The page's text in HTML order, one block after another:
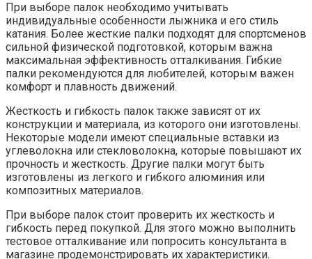
При выборе палок необходимо учитывать
индивидуальные особенности лыжника и его стиль
катания. Более жесткие палки подходят для спортсменов
сильной физической подготовкой, которым важна
максимальная эффективность отталкивания. Гибкие
палки рекомендуются для любителей, которым важен
комфорт и плавность движений.
Жесткость и гибкость палок также зависят от их
конструкции и материала, из которого они изготовлены.
Некоторые модели имеют специальные вставки из
углеволокна или стекловолокна, которые повышают их
прочность и жесткость. Другие палки могут быть
изготовлены из легкого и гибкого алюминия или
композитных материалов.
При выборе палок стоит проверить их жесткость и
гибкость перед покупкой. Для этого можно выполнить
тестовое отталкивание или попросить консультанта в
магазине продемонстрировать их характеристики.